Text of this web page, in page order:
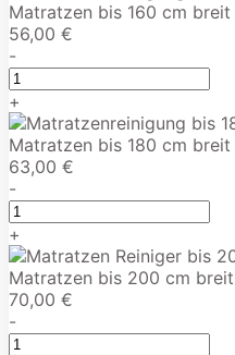
Matratzen bis 160 cm breit
56,00 €
-
+
Matratzen bis 180 cm breit
63,00 €
-
+
Matratzen bis 200 cm breit
70,00 €
-